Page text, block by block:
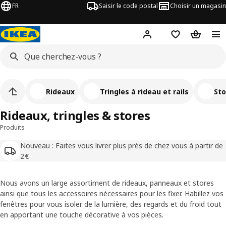
FR Saisir le code postal Choisir un magasin
Mon compteFavorisPanier
Produits
Nouveau : Faites vous livrer plus près de chez vous à partir de
2€
Rideaux, tringles & stores
Rideaux Tringles à rideau et rails
Nous avons un large assortiment de rideaux, panneaux et stores
ainsi que tous les accessoires nécessaires pour les fixer. Habillez vos
fenêtres pour vous isoler de la lumière, des regards et du froid tout
en apportant une touche décorative à vos pièces.